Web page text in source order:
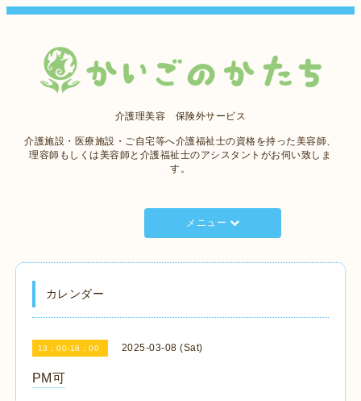
介護理美容 保険外サービス
介護施設・医療施設・ご自宅等へ介護福祉士の資格を持った美容師、
理容師もしくは美容師と介護福祉士のアシスタントがお伺い致しま
す。
メニュー
カレンダー
13：00-16：00 2025-03-08 (Sat)
PM可